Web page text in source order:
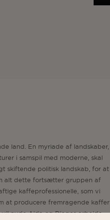
land. En myriade af landskaber,
i samspil med moderne, skal
skiftende politisk landskab, for at
alt dette fortsætter gruppen af
kaffeprofessionelle, som vi
at producere fremragende kaffer
nyde Aida og Diegos arbejde